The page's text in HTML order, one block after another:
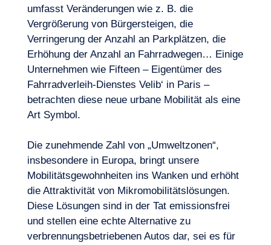
umfasst Veränderungen wie z. B. die
Vergrößerung von Bürgersteigen, die
Verringerung der Anzahl an Parkplätzen, die
Erhöhung der Anzahl an Fahrradwegen… Einige
Unternehmen wie Fifteen – Eigentümer des
Fahrradverleih-Dienstes Velib‘ in Paris –
betrachten diese neue urbane Mobilität als eine
Art Symbol.
Die zunehmende Zahl von „Umweltzonen“,
insbesondere in Europa, bringt unsere
Mobilitätsgewohnheiten ins Wanken und erhöht
die Attraktivität von Mikromobilitätslösungen.
Diese Lösungen sind in der Tat emissionsfrei
und stellen eine echte Alternative zu
verbrennungsbetriebenen Autos dar, sei es für